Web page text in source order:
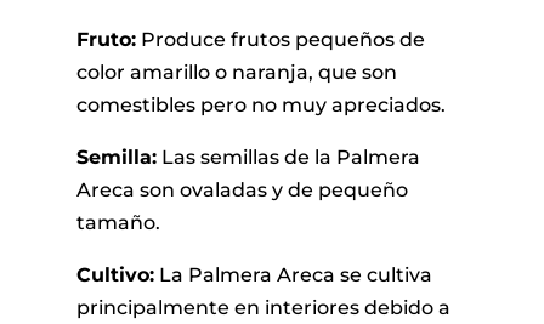
Fruto:Produce frutos pequeños de
color amarillo o naranja, que son
comestibles pero no muy apreciados.
Semilla:Las semillas de la Palmera
Areca son ovaladas y de pequeño
tamaño.
Cultivo:La Palmera Areca se cultiva
principalmente en interiores debido a